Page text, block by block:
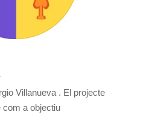
Villanueva . El projecte
com a objectiu